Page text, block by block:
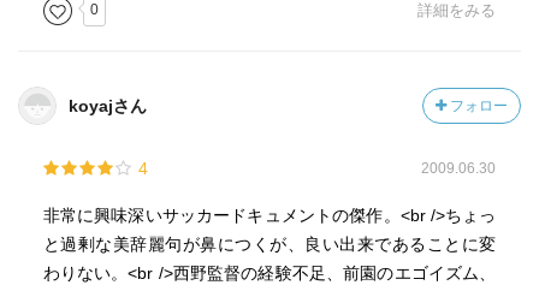
0 詳細をみる
koyajさん フォロー
4 2009.06.30
非常に興味深いサッカードキュメントの傑作。<br />ちょっ
と過剰な美辞麗句が鼻につくが、良い出来であることに変
わりない。<br />西野監督の経験不足、前園のエゴイズム、